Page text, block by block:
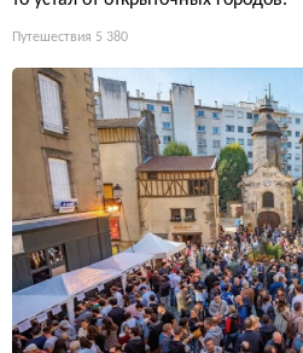
Путешествия 5 380